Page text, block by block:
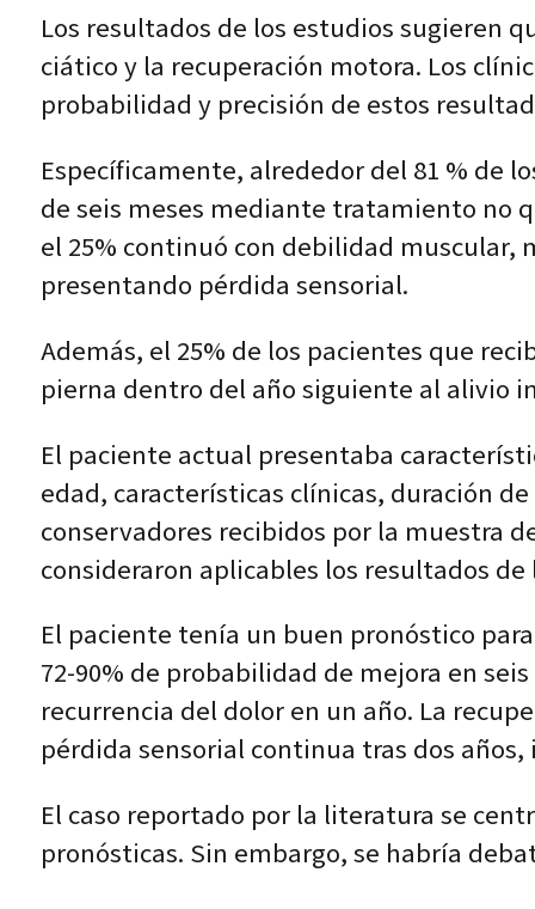
Los resultados de los estudios sugieren
ciático y la recuperación motora. Los
probabilidad y precisión de estos
Específicamente, alrededor del 81 % de
de seis meses mediante tratamiento no
el 25% continuó con debilidad muscular,
presentando pérdida sensorial.
Además, el 25% de los pacientes que
pierna dentro del año siguiente al alivio
El paciente actual presentaba
edad, características clínicas, duración
conservadores recibidos por la muestra
consideraron aplicables los resultados
El paciente tenía un buen pronóstico
72-90% de probabilidad de mejora en
recurrencia del dolor en un año. La
pérdida sensorial continua tras dos
El caso reportado por la literatura se
pronósticas. Sin embargo, se habría